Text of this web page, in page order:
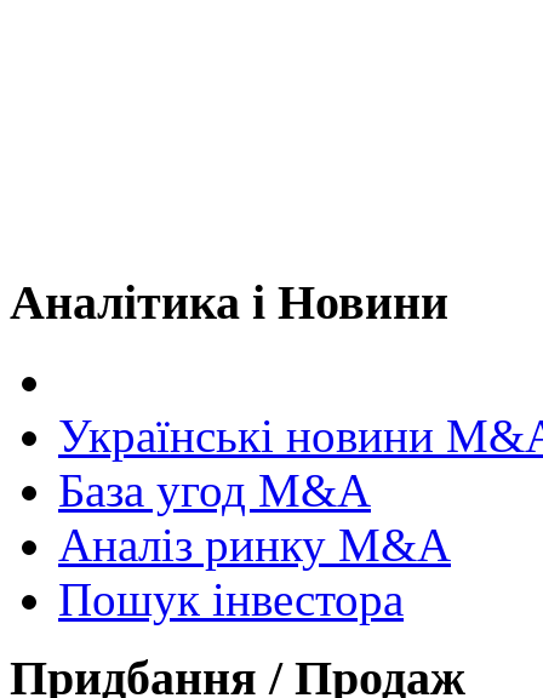
Аналітика і Новини
Українські новини
База угод M&A
Аналіз ринку M&A
Пошук інвестора
Придбання / Продаж